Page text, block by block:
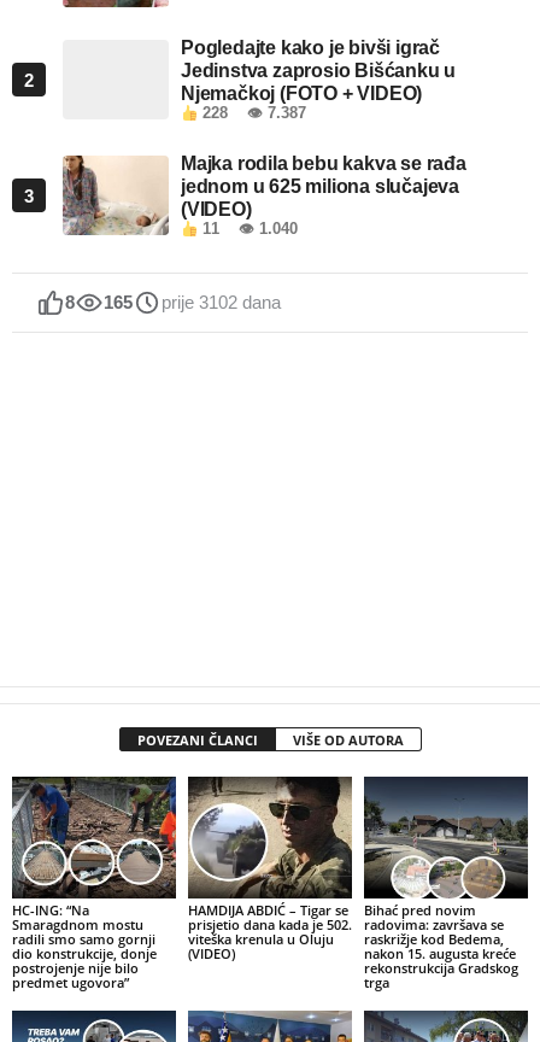
2
Pogledajte kako je bivši igrač
Jedinstva zaprosio Bišćanku u
Njemačkoj (FOTO + VIDEO)
228 👁 7.387
3
Majka rodila bebu kakva se rađa
jednom u 625 miliona slučajeva
(VIDEO)
11 👁 1.040
8 165 prije 3102 dana
POVEZANI ČLANCI VIŠE OD AUTORA
HC-ING: “Na
Smaragdnom mostu
radili smo samo gornji
dio konstrukcije, donje
postrojenje nije bilo
predmet ugovora”
HAMDIJA ABDIĆ – Tigar se
prisjetio dana kada je 502.
viteška krenula u Oluju
(VIDEO)
Bihać pred novim
radovima: završava se
raskrižje kod Bedema,
nakon 15. augusta kreće
rekonstrukcija Gradskog
trga